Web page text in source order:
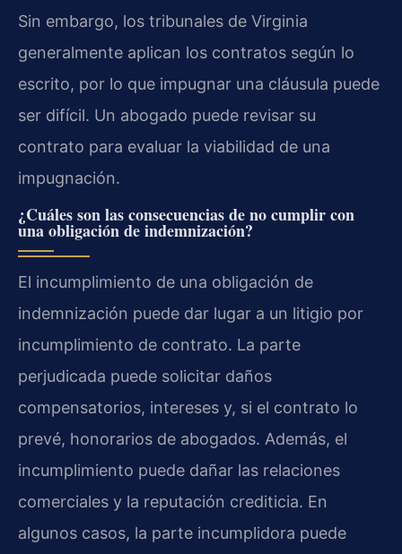
Sin embargo, los tribunales de Virginia
generalmente aplican los contratos según lo
escrito, por lo que impugnar una cláusula puede
ser difícil. Un abogado puede revisar su
contrato para evaluar la viabilidad de una
impugnación.
¿Cuáles son las consecuencias de no cumplir con
una obligación de indemnización?
El incumplimiento de una obligación de
indemnización puede dar lugar a un litigio por
incumplimiento de contrato. La parte
perjudicada puede solicitar daños
compensatorios, intereses y, si el contrato lo
prevé, honorarios de abogados. Además, el
incumplimiento puede dañar las relaciones
comerciales y la reputación crediticia. En
algunos casos, la parte incumplidora puede